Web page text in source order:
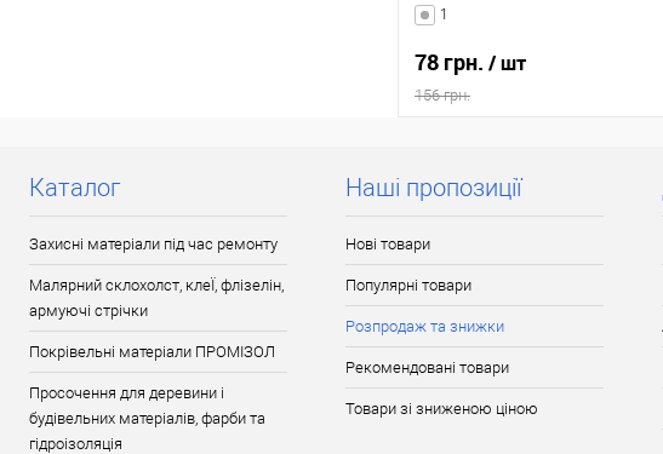
1
78 грн. / шт
156 грн.
До обраного
В
Каталог
Захисні матеріали під час ремонту
Малярний склохолст, клеЇ, флізелін,
армуючі стрічки
Покрівельні матеріали ПРОМІЗОЛ
Просочення для деревини і
будівельних матеріалів, фарби та
гідроізоляція
Наші пропозиції
Нові товари
Популярні товари
Розпродаж та знижки
Рекомендовані товари
Товари зі зниженою ціною